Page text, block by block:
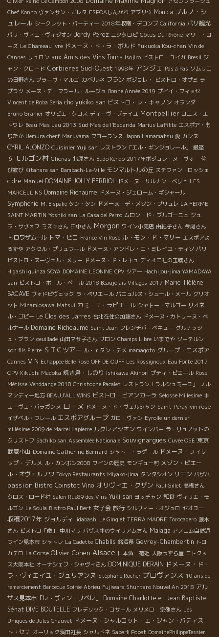
Chef Konno ヴァンサン・ガレタ ESPOAしんかわ アブリウ Monica ブルノ・シ
ュレール シークレット・パーティー 2018年収穫・デコンブ California パリ観光
パリ・ヴィニ・ヴィジオン Jordy Perez ニクタロピ Côtes Du Rhône マリー・ロ
ーズ Le Chameau Ivre ドメーヌ・ド・ラ・ボルド Fukuoka Kou-chan Vin de
Cannes リュロン aux Amis des Vins Tours Isojiro ビストロ・ユイガ Bresil ジ
ャン・クロード Corbieres Sud-Ouest 1998年 アンジェ Pas à Pas ソムリエ
の日野さん ブラーヴ・マルゴ カベルネ フラン ボジョレ・ ビストロ・オザミ ラ・
プラツ メーヌ・デ・フラール・ルージュ Bonne Année 2019 プイイ・フィッセ
Vincent de Roba Seria cho yukiko san ビストロ・レ・キャノン オランダ
Bruno Granier オリビエ・クロス ディーヴ・ブテイユ Montpellier ロニス・エ
トワレ Beau Mas Lau 2013 Sud Mas de l'Escarida Marius Laffitte エスポア・も
りたか Uemura cherf Maruyama フローランス Japon Hamamatsu 愛 カンヌ
CYRIL ALONZO Cuisinier Yuji san レストラン「エル・ギンジョレール」
銀座
６ モルゴン村 Chenas 北原さん Budo Kendo 2017年ボジョレ・ヌーヴォー 侘
び寂び Kitahara san Dambach-La-Ville モンマルトルの丘 ステファン・ロッシェ
cidre Manuel DOMAINE JOLLY FERRIOL ドメーヌ・サルナン・ベリュ LES
MARCELLINS Domaine Richaume ドメーヌ・ジェローム・ギシャール
Symphonie M. Bispalie タン・タン ドメーヌ・デ・メゾン・ブリュレ LA FERME
SAINT MARTIN Yoshiki san La Casa del Perro ムロン・ド・ブルゴーニュ ジュ
ラ・サヴォワ ミズキさん 田中さん Morgon ワイン小売店 由紀子さん 今尾さん
トロワザム−ル トマ・ピコ France Vin Rosé ル・モン・ド・マリー エスポアよ
ろずや アクセル・プリュフール ドメーヌ・アンドレ・エ・ミレイユ・ティソ パリ
ビストロ・ヌーヴェル・メリー ドメーヌ・ド・レキュ ディオニ社の玉城さん
Higashi guinza SOYA DOMAINE LEONINE CPV ツアー Hachijou-jima YAMADAYA
san ビストロ・ポール・ベール 2018 Beaujolais Villages 2017 Marie-Hélène
BACAVE ヴォドピヴェック ラ・ペリエール バニュルス・シュール・メール グリオ
ット Minamiosawa Matsui カミーユ・ラピエール シャトー・マルゴー リオネ
ル・ゴビー Le Clos des Jarres 台北在住の加藤さん ドメーヌ・カトリーヌ・ベ
ルナール Domaine Richeaume Saint Jean フレンチバーベキュー グルナッシ
ュ・ブラン oeuillade 山田マサ子さん サロン Champs Libre いまでや ソーテルン
son fils Pierre ＳＴＣツアー ル・ｒタン・デメ mamagoto グループ・エスポア
Cannes VIN Echappée Belle Rose OFF DE OUFF Les Rossignoux Eau Forte 2017
CPV Kikuchi Madoka 焼き鳥・しのり Ishikawa Akinori プティ・ピエール Rosé
Métisse Venddange 2018 Christophe Pacalet レストラン「ラルシュミーユ」
ノル
マンディー地方 BEAUJ'ALL'WINS ビストロ・ビアンカーラ Selosse Millesime キ
ューヴェ・バラガンヌ ローヌ ドメーヌ・ド・ヴェルシャン Saint-Peray vin rosé
イザベル・フレール エスポアグループ ガロ・ヴァン Eyrolle un dernier
millésime 2009 de Marcel Lapierre ルクレアシオン ワインバー ラ・リュノットの
クリストフ Sachiko san Assemblée Nationale Souvignargues Cuvée OSE 東京
武蔵小山 Domaine Catherine Bernard シャトー・ラゲール ドメーヌ・フィリ
ップ・デルメ ル・カンボン2008 ワインの歴史 モンギュー村 メゾン・ピエー
ル・オヴェルノワ Tokyo Restaurants Miyako-jima タンタシオン リヨン パザパ
passion Bistro Coinstot Vino オリヴィエ・クザン Paul Gillet 高橋さん
クロス・ロード社 Salon Rue89 des Vins Yuki san ヨッチャン 和食 ヴィリエ・モ
ルゴン Le Soula Bistro Paul Bert 女子会 旅行 シルヴィー・オジュロ ヤオユー
収穫2017年 ジョルディ Iidabashi Le Ginglet TERRA MADRE Torocadero 藤木
さん ビストロ「俊」 中川マリ バザス牛のウイリアムさん Malaga アノニム自然派
ワイン見本市 シャトレ La Cadette Chablis 銘酒祭 Gevrey-Chambertin トロ
カデロ La Corse Olivier Cohen Alsace 日本酒 菊姫 大阪うずら屋 モトクッ
ス大阪本社 オーナシェフ・シャヴィさん DOMINIQUE DERAIN ドメーヌ・ド・
ラ・ヴィエイユ・ジュリアンヌ Stéphane Rocher プロヴァンス 10 ans de
remerciement Barbecue Soirée Abrieu Fujiwara Shuntaro Nouvel An 2018 アル
ザス見本市「レ・ヴァン・リベレ」
Domaine Charlotte et Jean Baptiste
Sénat DIVE BOUTELLE フレデリック・コサール メリメロ 宗像さん Les
Uniques de Jules Chauvet ドメーヌ・シャルロット・エ・ジャン・バティス
ト・セナ オーリック濱田社長 シャルドネ Saperli Popet DomainePhilippeTessier